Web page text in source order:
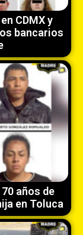
CDMX y
bancarios
años de
en Toluca